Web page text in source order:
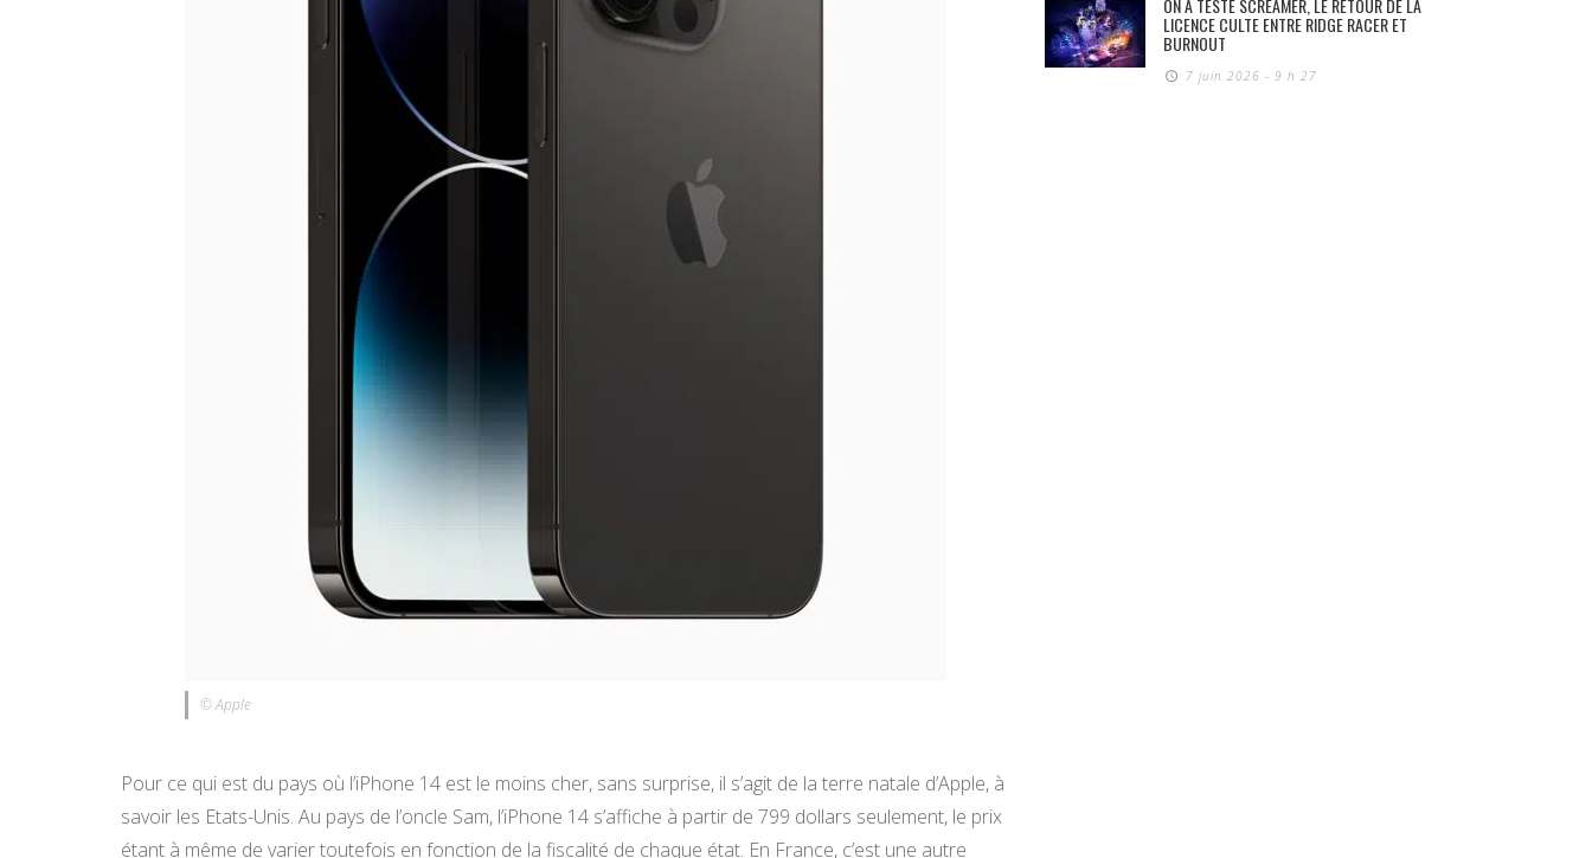
© Apple
Pour ce qui est du pays où l’iPhone 14 est le moins cher, sans surprise, il s’agit de la terre natale d’Apple, à
savoir les Etats-Unis. Au pays de l’oncle Sam, l’iPhone 14 s’affiche à partir de 799 dollars seulement, le prix
étant à même de varier toutefois en fonction de la fiscalité de chaque état. En France, c’est une autre
ON A TESTÉ SCREAMER, LE RETOUR DE LA
LICENCE CULTE ENTRE RIDGE RACER ET
BURNOUT
7 juin 2026 - 9 h 27